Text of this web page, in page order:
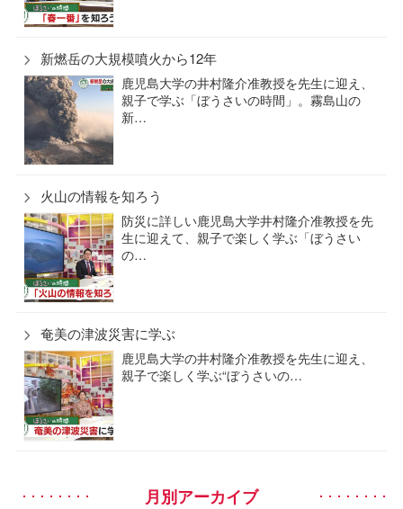
新燃岳の大規模噴火から12年
鹿児島大学の井村隆介准教授を先生に迎え、
親子で学ぶ「ぼうさいの時間」。霧島山の
新…
火山の情報を知ろう
防災に詳しい鹿児島大学井村隆介准教授を先
生に迎えて、親子で楽しく学ぶ「ぼうさい
の…
奄美の津波災害に学ぶ
鹿児島大学の井村隆介准教授を先生に迎え、
親子で楽しく学ぶ“ぼうさいの…
月別アーカイブ